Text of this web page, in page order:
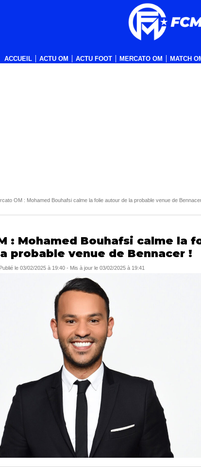
ACCUEIL ACTU OM ACTU FOOT MERCATO OM MATCH
OM : Mohamed Bouhafsi calme la folie autour de la probable venue de
: Mohamed Bouhafsi calme la
probable venue de Bennacer !
Publié le 03/02/2025 à 19:40 - Mis à jour le 03/02/2025 à 19:41